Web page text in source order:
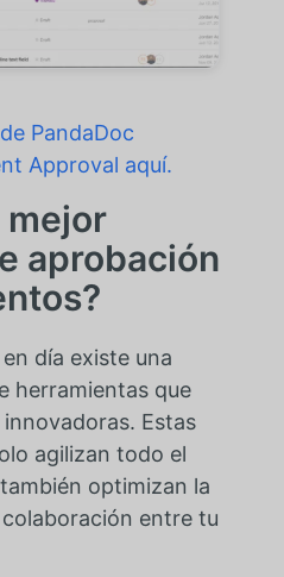
PandaDoc
Approval aquí.
mejor
aprobación
día existe una
herramientas que
Estas
agilizan todo el
optimizan la
entre tu